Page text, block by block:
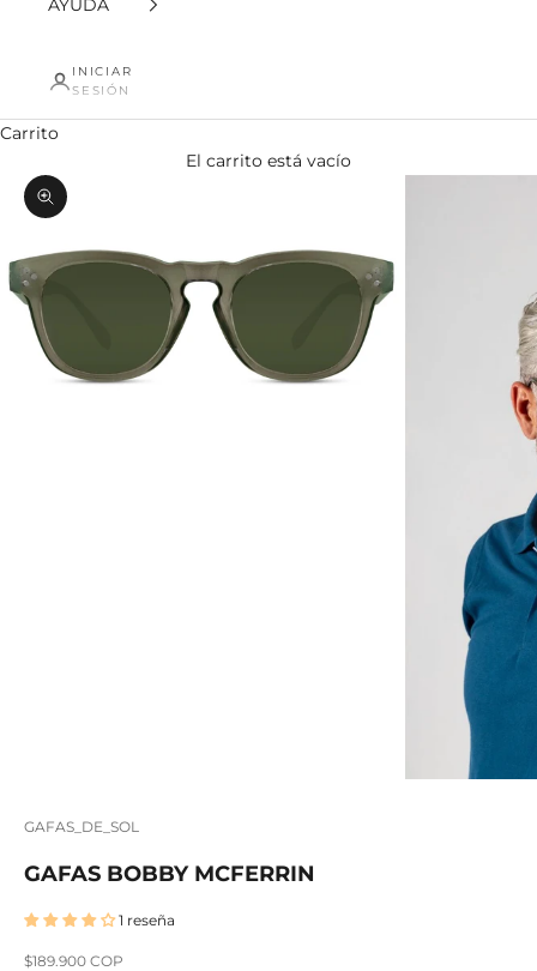
AYUDA
INICIAR
SESIÓN
Carrito
El carrito está vacío
Zoom
GAFAS_DE_SOL
GAFAS BOBBY MCFERRIN
1 reseña
Precio de oferta
$189.900 COP